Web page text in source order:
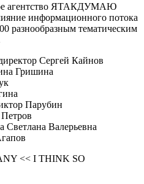
агентство ЯТАКДУМАЮ
информационного потока
разнообразным тематическим
Сергей Кайнов
Гришина
Парубин
Валерьевна
<< I THINK SO